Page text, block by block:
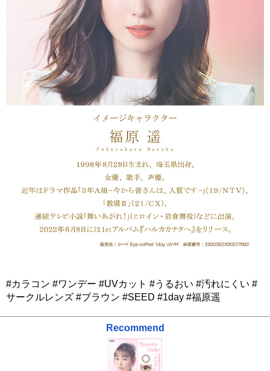
#カラコン #ワンデー #UVカット #うるおい #汚れにくい #
サークルレンズ #ブラウン #SEED #1day #福原遥
Recommend